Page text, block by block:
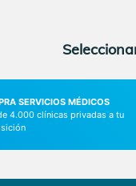
SERVICIOS MÉDICOS
4.000 clínicas privadas a tu